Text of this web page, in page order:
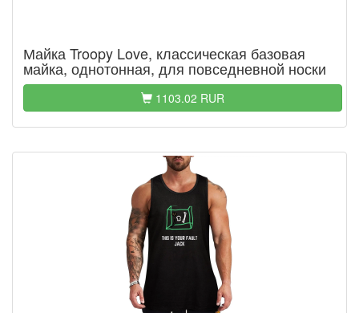
Майка Troopy Love, классическая базовая
майка, однотонная, для повседневной носки
1103.02 RUR